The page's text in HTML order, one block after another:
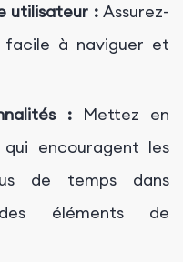
utilisateur : Assurez-
facile à naviguer et
:Mettez en
encouragent les
de temps dans
éléments de